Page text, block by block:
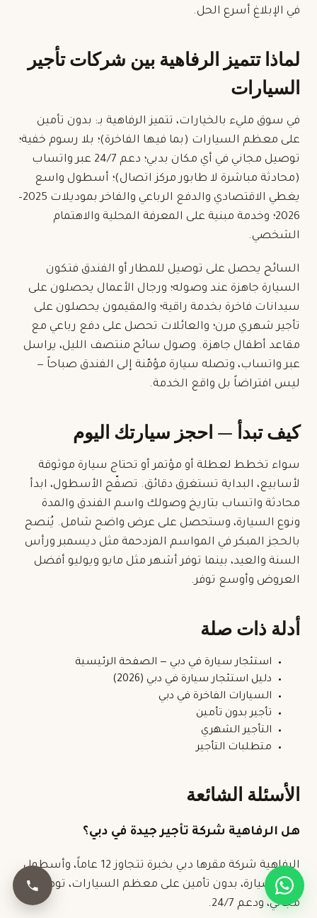
في الإبلاغ أسرع الحل.
لماذا تتميز الرفاهية بين شركات تأجير
السيارات
في سوق مليء بالخيارات، تتميز الرفاهية بـ: بدون تأمين
على معظم السيارات (بما فيها الفاخرة)؛ بلا رسوم خفية؛
توصيل مجاني في أي مكان بدبي؛ دعم 24/7 عبر واتساب
(محادثة مباشرة لا طابور مركز اتصال)؛ أسطول واسع
يغطي الاقتصادي والدفع الرباعي والفاخر بموديلات 2025–
2026؛ وخدمة مبنية على المعرفة المحلية والاهتمام
الشخصي.
السائح يحصل على توصيل للمطار أو الفندق فتكون
السيارة جاهزة عند وصوله؛ ورجال الأعمال يحصلون على
سيدانات فاخرة بخدمة راقية؛ والمقيمون يحصلون على
تأجير شهري مرن؛ والعائلات تحصل على دفع رباعي مع
مقاعد أطفال جاهزة. وصول سائح منتصف الليل، يراسل
عبر واتساب، وتصله سيارة مؤمّنة إلى الفندق صباحاً —
ليس افتراضاً بل واقع الخدمة.
كيف تبدأ — احجز سيارتك اليوم
سواء تخطط لعطلة أو مؤتمر أو تحتاج سيارة موثوقة
لأسابيع، البداية تستغرق دقائق. تصفّح الأسطول، ابدأ
محادثة واتساب بتاريخ وصولك واسم الفندق والمدة
ونوع السيارة، وستحصل على عرض واضح شامل. يُنصح
بالحجز المبكر في المواسم المزدحمة مثل ديسمبر ورأس
السنة والعيد، بينما توفر أشهر مثل مايو ويوليو أفضل
العروض وأوسع توفر.
أدلة ذات صلة
استئجار سيارة في دبي — الصفحة الرئيسية
دليل استئجار سيارة في دبي (2026)
السيارات الفاخرة في دبي
تأجير بدون تأمين
التأجير الشهري
متطلبات التأجير
الأسئلة الشائعة
هل الرفاهية شركة تأجير جيدة في دبي؟
الرفاهية شركة مقرها دبي بخبرة تتجاوز 12 عاماً، وأسطول
170+ سيارة، بدون تأمين على معظم السيارات، توصيل
مجاني، ودعم 24/7.